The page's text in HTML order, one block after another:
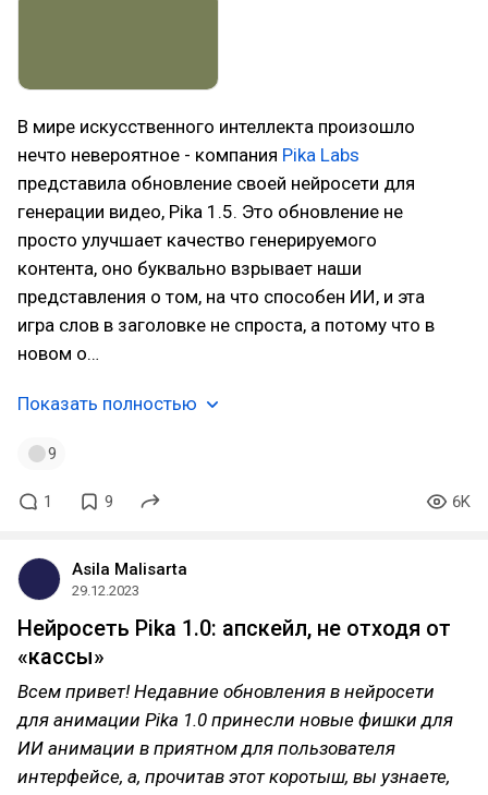
В мире искусственного интеллекта произошло
нечто невероятное - компания Pika Labs
представила обновление своей нейросети для
генерации видео, Pika 1.5. Это обновление не
просто улучшает качество генерируемого
контента, оно буквально взрывает наши
представления о том, на что способен ИИ, и эта
игра слов в заголовке не спроста, а потому что в
новом о…
Показать полностью
9
1 9 6K
Asila Malisarta
29.12.2023
Нейросеть Pika 1.0: апскейл, не отходя от
«кассы»
Всем привет! Недавние обновления в нейросети
для анимации Pika 1.0 принесли новые фишки для
ИИ анимации в приятном для пользователя
интерфейсе, а, прочитав этот коротыш, вы узнаете,